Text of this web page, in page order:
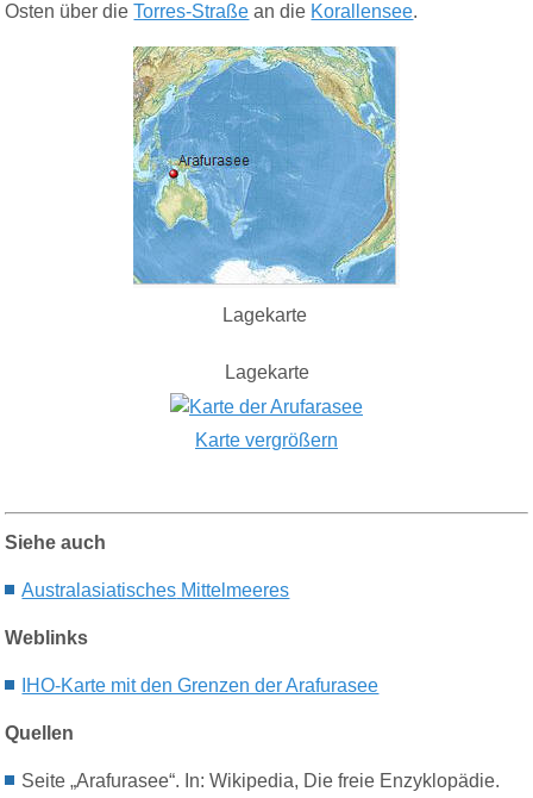
Osten über dieTorres-Straße an die Korallensee.
Lagekarte
Lagekarte
Karte vergrößern
Siehe auch
Australasiatisches Mittelmeeres
Weblinks
IHO-Karte mit den Grenzen der Arafurasee
Quellen
Seite „Arafurasee“. In: Wikipedia, Die freie Enzyklopädie.